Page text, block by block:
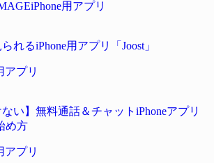
iPhone用アプリ
られるiPhone用アプリ「Joost」
アプリ
ない】無料通話＆チャットiPhoneアプリ
め方
アプリ